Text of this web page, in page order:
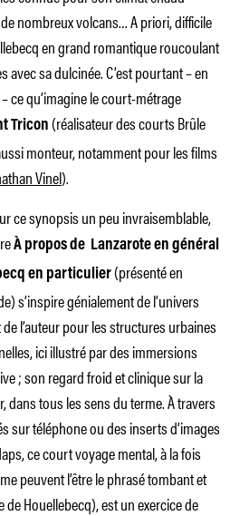
nombreux volcans… A priori, difficile
en grand romantique roucoulant
sa dulcinée. C’est pourtant – en
ce qu’imagine le court-métrage
Tricon (réalisateur des courtsBrûle
monteur, notamment pour les films
Vinel).
ce synopsis un peu invraisemblable,
À propos de Lanzarote en général
en particulier(présenté en
s’inspire génialement de l’univers
l’auteur pour les structures urbaines
ici illustré par des immersions
; son regard froid et clinique sur la
dans tous les sens du terme. À travers
sur téléphone ou des inserts d’images
ce court voyage mental, à la fois
peuvent l’être le phrasé tombant et
de Houellebecq), est un exercice de